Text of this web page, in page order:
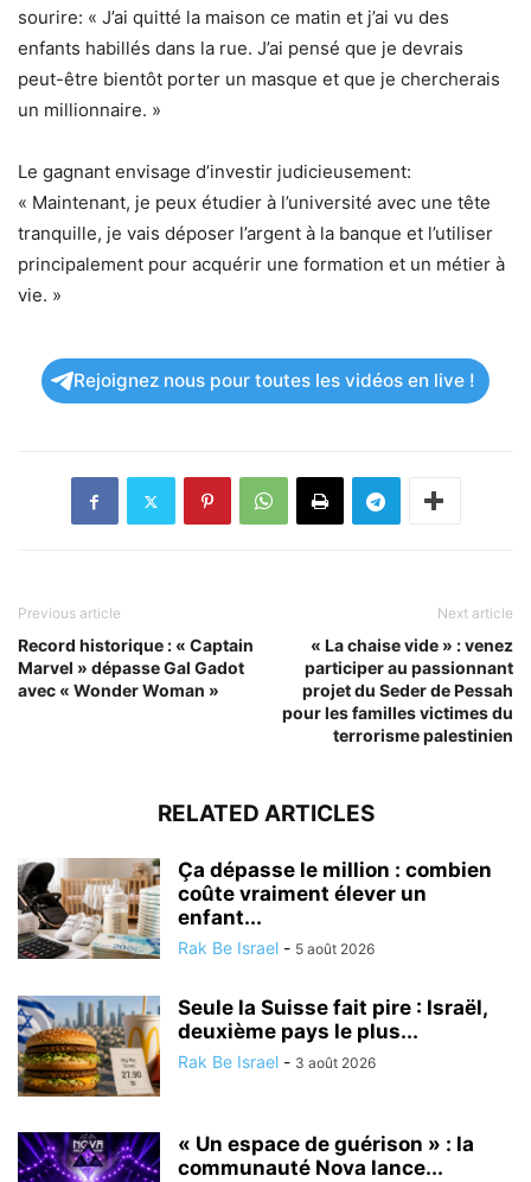
sourire: « J’ai quitté la maison ce matin et j’ai vu des
enfants habillés dans la rue. J’ai pensé que je devrais
peut-être bientôt porter un masque et que je chercherais
un millionnaire. »
Le gagnant envisage d’investir judicieusement:
« Maintenant, je peux étudier à l’université avec une tête
tranquille, je vais déposer l’argent à la banque et l’utiliser
principalement pour acquérir une formation et un métier à
vie. »
Rejoignez nous pour toutes les vidéos en live !
Previous article
Record historique : « Captain
Marvel » dépasse Gal Gadot
avec « Wonder Woman »
Next article
« La chaise vide » : venez
participer au passionnant
projet du Seder de Pessah
pour les familles victimes du
terrorisme palestinien
RELATED ARTICLES
Ça dépasse le million : combien
coûte vraiment élever un
enfant...
Rak Be Israel - 5 août 2026
Seule la Suisse fait pire : Israël,
deuxième pays le plus...
Rak Be Israel - 3 août 2026
« Un espace de guérison » : la
communauté Nova lance...